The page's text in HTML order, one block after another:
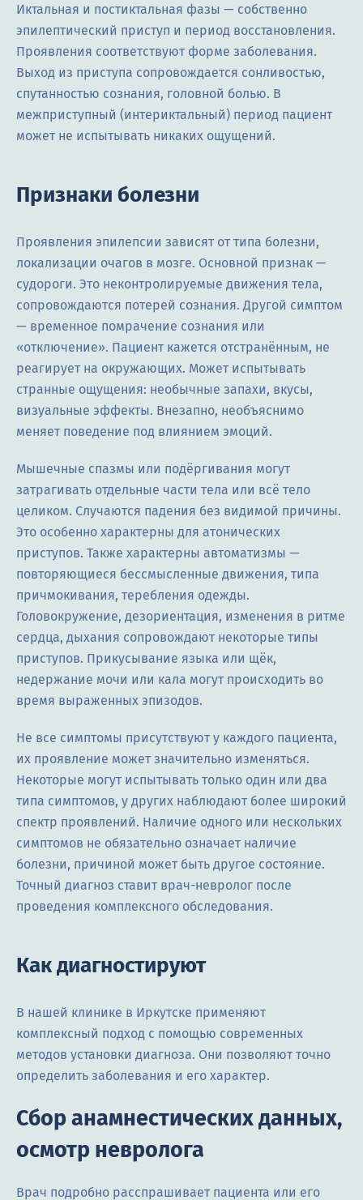
Иктальная и постиктальная фазы — собственно
эпилептический приступ и период восстановления.
Проявления соответствуют форме заболевания.
Выход из приступа сопровождается сонливостью,
спутанностью сознания, головной болью. В
межприступный (интериктальный) период пациент
может не испытывать никаких ощущений.
Признаки болезни
Проявления эпилепсии зависят от типа болезни,
локализации очагов в мозге. Основной признак —
судороги. Это неконтролируемые движения тела,
сопровождаются потерей сознания. Другой симптом
— временное помрачение сознания или
«отключение». Пациент кажется отстранённым, не
реагирует на окружающих. Может испытывать
странные ощущения: необычные запахи, вкусы,
визуальные эффекты. Внезапно, необъяснимо
меняет поведение под влиянием эмоций.
Мышечные спазмы или подёргивания могут
затрагивать отдельные части тела или всё тело
целиком. Случаются падения без видимой причины.
Это особенно характерны для атонических
приступов. Также характерны автоматизмы —
повторяющиеся бессмысленные движения, типа
причмокивания, теребления одежды.
Головокружение, дезориентация, изменения в ритме
сердца, дыхания сопровождают некоторые типы
приступов. Прикусывание языка или щёк,
недержание мочи или кала могут происходить во
время выраженных эпизодов.
Не все симптомы присутствуют у каждого пациента,
их проявление может значительно изменяться.
Некоторые могут испытывать только один или два
типа симптомов, у других наблюдают более широкий
спектр проявлений. Наличие одного или нескольких
симптомов не обязательно означает наличие
болезни, причиной может быть другое состояние.
Точный диагноз ставит врач-невролог после
проведения комплексного обследования.
Как диагностируют
В нашей клинике в Иркутске применяют
комплексный подход с помощью современных
методов установки диагноза. Они позволяют точно
определить заболевания и его характер.
Сбор анамнестических данных,
осмотр невролога
Врач подробно расспрашивает пациента или его